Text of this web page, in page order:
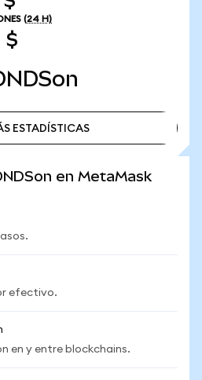
(24 H)
$
ESTADÍSTICAS
en MetaMask
efectivo.
en y entre blockchains.